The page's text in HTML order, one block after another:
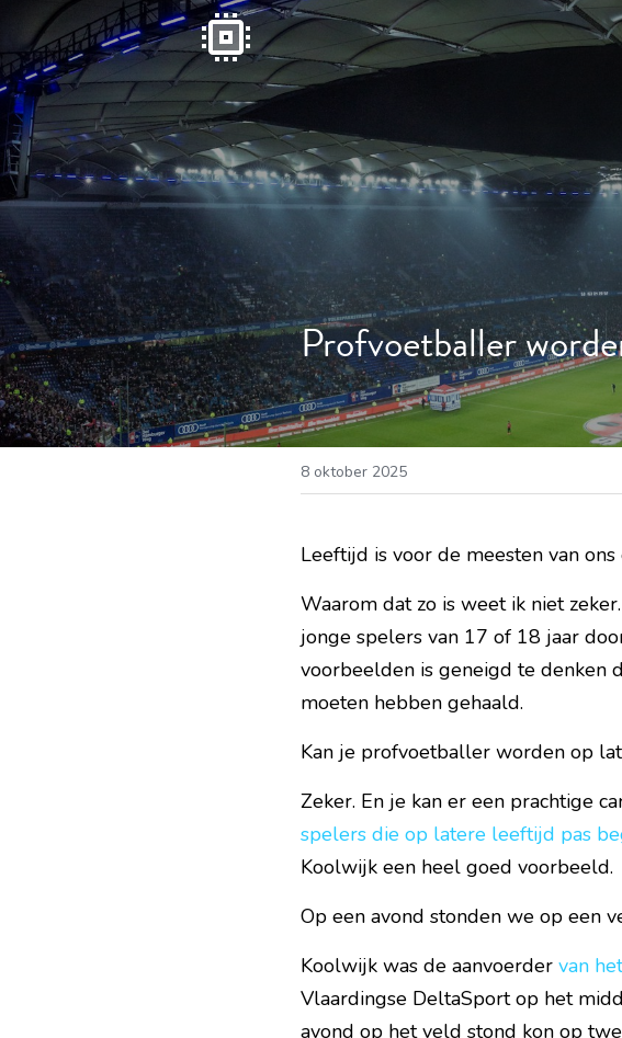
Profvoetballer
8 oktober 2025
Leeftijd is voor de meesten van ons
Waarom dat zo is weet ik niet
jonge spelers van 17 of 18 jaar
voorbeelden is geneigd te denken
moeten hebben gehaald.
Kan je profvoetballer worden op
Zeker. En je kan er een prachtige
spelers die op latere leeftijd pas
Koolwijk een heel goed voorbeeld.
Op een avond stonden we op een
Koolwijk was de aanvoerder van
Vlaardingse DeltaSport op het
avond op het veld stond kon op